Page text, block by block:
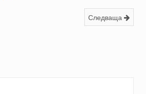
Следваща